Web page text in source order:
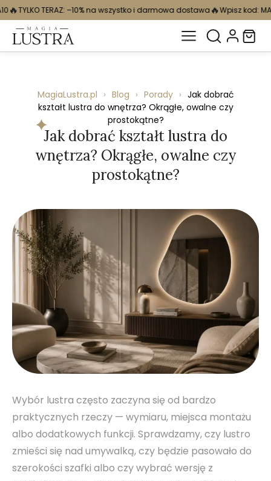
TERAZ: –10% na wszystko i darmowa dostawa🔥Wpisz kod: MAGIA10🔥
MagiaLustra.pl › Blog › Porady › Jak dobrać
kształt lustra do wnętrza? Okrągłe, owalne czy
prostokątne?
Jak dobrać kształt lustra do
wnętrza? Okrągłe, owalne czy
prostokątne?
Wybór lustra często zaczyna się od bardzo
praktycznych rzeczy — wymiaru, miejsca montażu
albo dodatkowych funkcji. Sprawdzamy, czy lustro
zmieści się nad umywalką, czy będzie pasowało do
szerokości szafki albo czy wybrać wersję z